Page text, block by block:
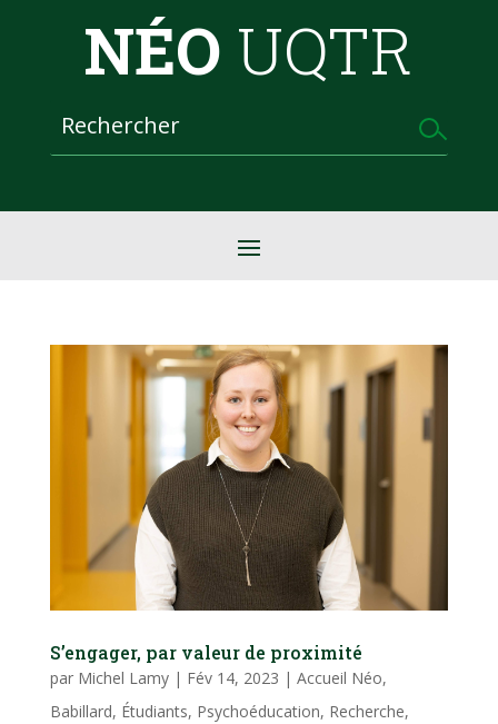
NÉO UQTR
S’engager, par valeur de proximité
par Michel Lamy| Fév 14, 2023 | Accueil Néo,
Babillard, Étudiants, Psychoéducation, Recherche,